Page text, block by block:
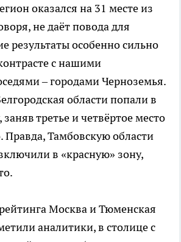
оказался на 31 месте из
не даёт повода для
результаты особенно сильно
с нашими
– городами Черноземья.
области попали в
третье и четвёртое место
Правда, Тамбовскую области
в «красную» зону,
Москва и Тюменская
аналитики, в столице с